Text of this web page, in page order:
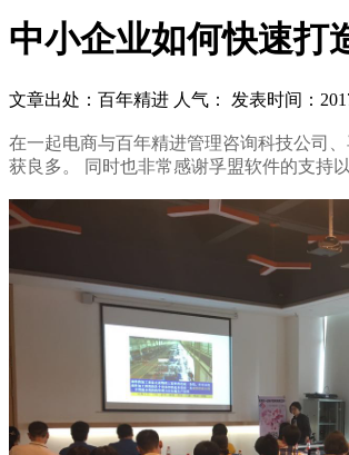
中小企业如何快速打
文章出处：百年精进 人气： 发表时间：
在一起电商与百年精进管理咨询科技公司
获良多。 同时也非常感谢孚盟软件的支持